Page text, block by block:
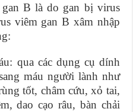
B là do gan bị virus
viêm gan B xâm nhập
qua các dụng cụ dính
máu người lành như
tốt, châm cứu, xỏ tai,
dao cạo râu, bàn chải